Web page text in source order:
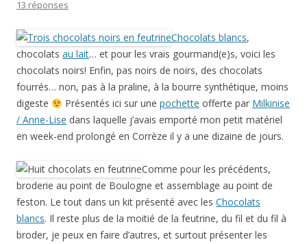
13 réponses
Chocolats blancs,
chocolats au lait… et pour les vrais gourmand(e)s, voici les
chocolats noirs! Enfin, pas noirs de noirs, des chocolats
fourrés… non, pas à la praline, à la bourre synthétique, moins
digeste
Présentés ici sur une pochette offerte par Milkinise
/ Anne-Lise dans laquelle j’avais emporté mon petit matériel
en week-end prolongé en Corrèze il y a une dizaine de jours.
Comme pour les précédents,
broderie au point de Boulogne et assemblage au point de
feston. Le tout dans un kit présenté avec les Chocolats
blancs. Il reste plus de la moitié de la feutrine, du fil et du fil à
broder, je peux en faire d’autres, et surtout présenter les